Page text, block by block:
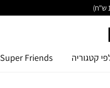
קטגוריה Super Friends